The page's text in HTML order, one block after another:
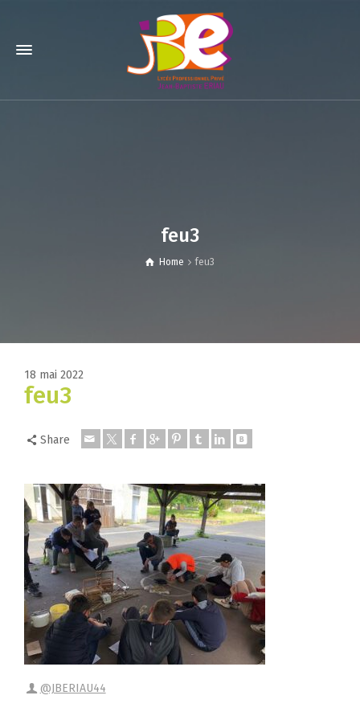
feu3
Home feu3
18 mai 2022
feu3
Share
@JBERIAU44